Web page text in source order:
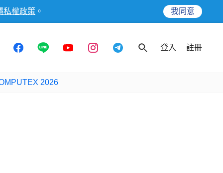
私權政策 。 我同意
登入 註冊
2026